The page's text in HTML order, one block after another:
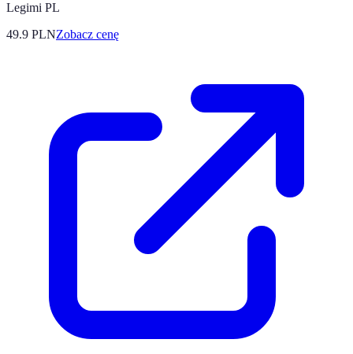
Legimi PL
49.9 PLNZobacz cenę